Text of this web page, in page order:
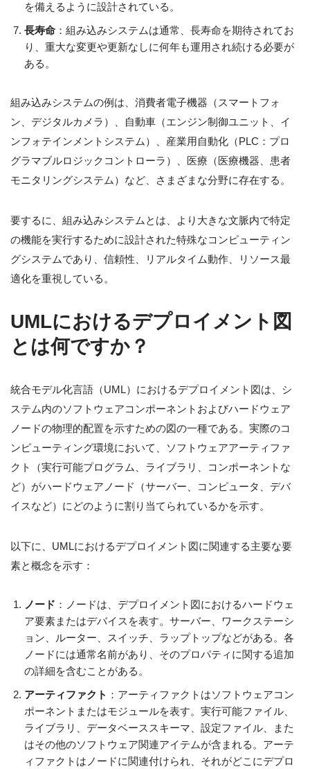
を備えるように設計されている。
長寿命 ：組み込みシステムは通常、長寿命を期待されてお
り、重大な変更や更新なしに何年も運用され続ける必要が
ある。
組み込みシステムの例は、消費者電子機器（スマートフォ
ン、デジタルカメラ）、自動車（エンジン制御ユニット、イ
ンフォテインメントシステム）、産業用自動化（PLC：プロ
グラマブルロジックコントローラ）、医療（医療機器、患者
モニタリングシステム）など、さまざまな分野に存在する。
要するに、組み込みシステムとは、より大きな文脈内で特定
の機能を実行するために設計された特殊なコンピューティン
グシステムであり、信頼性、リアルタイム動作、リソース最
適化を重視している。
UMLにおけるデプロイメント図
とは何ですか？
統合モデル化言語（UML）におけるデプロイメント図は、シ
ステム内のソフトウェアコンポーネントおよびハードウェア
ノードの物理的配置を示すための図の一種である。実際のコ
ンピューティング環境において、ソフトウェアアーティファ
クト（実行可能プログラム、ライブラリ、コンポーネントな
ど）がハードウェアノード（サーバー、コンピュータ、デバ
イスなど）にどのように割り当てられているかを示す。
以下に、UMLにおけるデプロイメント図に関連する主要な要
素と概念を示す：
ノード ：ノードは、デプロイメント図におけるハードウェ
ア要素またはデバイスを表す。サーバー、ワークステーシ
ョン、ルーター、スイッチ、ラップトップなどがある。各
ノードには通常名前があり、そのプロパティに関する追加
の詳細を含むことがある。
アーティファクト ：アーティファクトはソフトウェアコン
ポーネントまたはモジュールを表す。実行可能ファイル、
ライブラリ、データベーススキーマ、設定ファイル、また
はその他のソフトウェア関連アイテムが含まれる。アーテ
ィファクトはノードに関連付けられ、それがどこにデプロ